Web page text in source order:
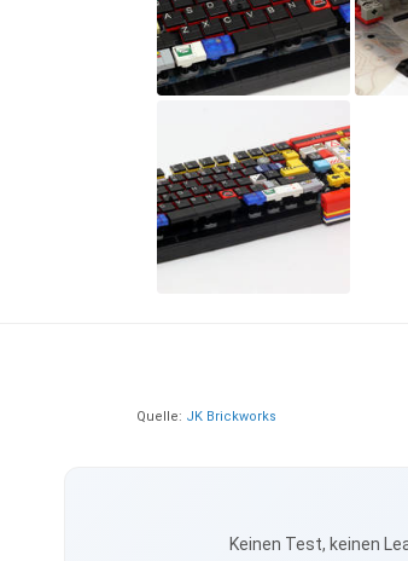
Quelle: JK Brickworks
Keinen Test, keinen